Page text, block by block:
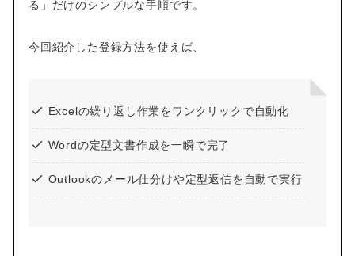
る」だけのシンプルな手順です。
今回紹介した登録方法を使えば、
Excelの繰り返し作業をワンクリックで自動化
Wordの定型文書作成を一瞬で完了
Outlookのメール仕分けや定型返信を自動で実行